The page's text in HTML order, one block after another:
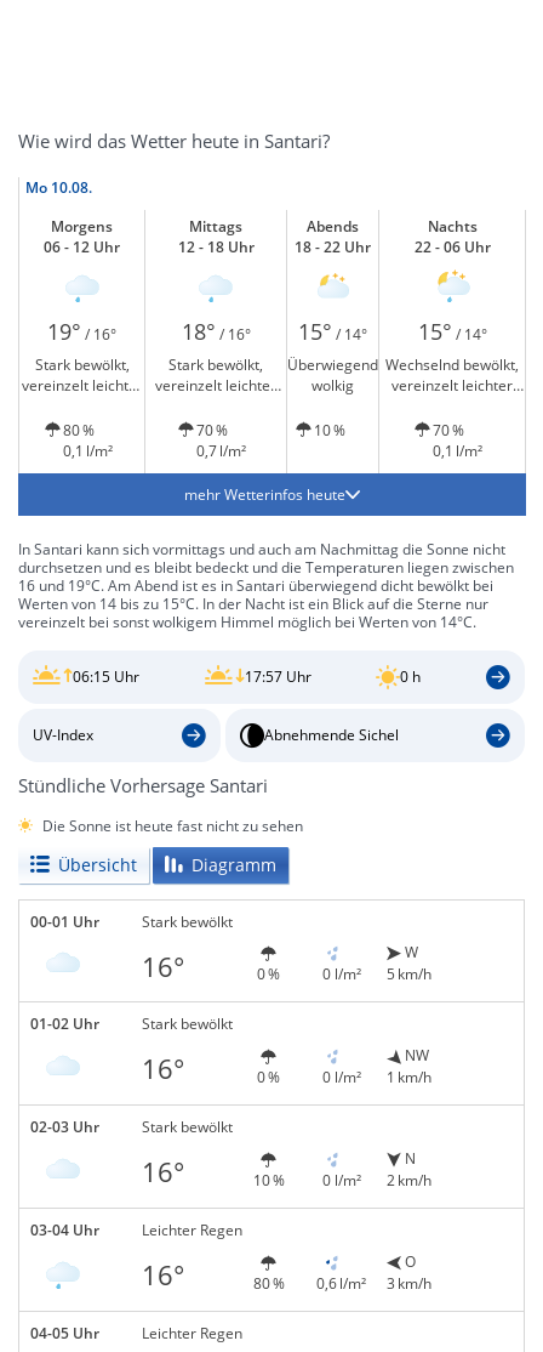
Wie wird das Wetter heute in Santari?
Mo 10.08.
Morgens
06 - 12 Uhr
Mittags
12 - 18 Uhr
Abends
18 - 22 Uhr
Nachts
22 - 06 Uhr
19° / 16° 18° / 16° 15° / 14° 15° / 14°
Stark bewölkt,
vereinzelt leichter
Stark bewölkt,
vereinzelt leichter
Überwiegend
wolkig
Wechselnd bewölkt,
vereinzelt leichter
80 %
0,1 l/m²
70 %
0,7 l/m²
10 %
70 %
0,1 l/m²
mehr Wetterinfos heute
In Santari kann sich vormittags und auch am Nachmittag die Sonne nicht
durchsetzen und es bleibt bedeckt und die Temperaturen liegen zwischen
16 und 19°C. Am Abend ist es in Santari überwiegend dicht bewölkt bei
Werten von 14 bis zu 15°C. In der Nacht ist ein Blick auf die Sterne nur
vereinzelt bei sonst wolkigem Himmel möglich bei Werten von 14°C.
06:15 Uhr 17:57 Uhr 0 h
UV-Index Abnehmende Sichel
Stündliche Vorhersage Santari
Die Sonne ist heute fast nicht zu sehen
Übersicht Diagramm
00-01 Uhr Stark bewölkt
16° 0 % 0 l/m²
W
5 km/h
01-02 Uhr Stark bewölkt
16° 0 % 0 l/m²
NW
1 km/h
02-03 Uhr Stark bewölkt
16° 10 % 0 l/m²
N
2 km/h
03-04 Uhr Leichter Regen
16° 80 % 0,6 l/m²
O
3 km/h
04-05 Uhr Leichter Regen